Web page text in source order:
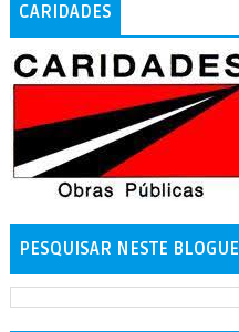
CARIDADES
PESQUISAR NESTE BLOGUE